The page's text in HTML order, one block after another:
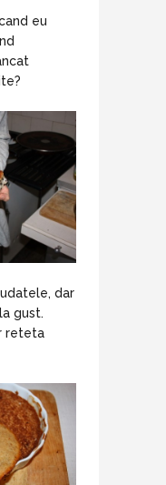
eu
dar
gust.
reteta